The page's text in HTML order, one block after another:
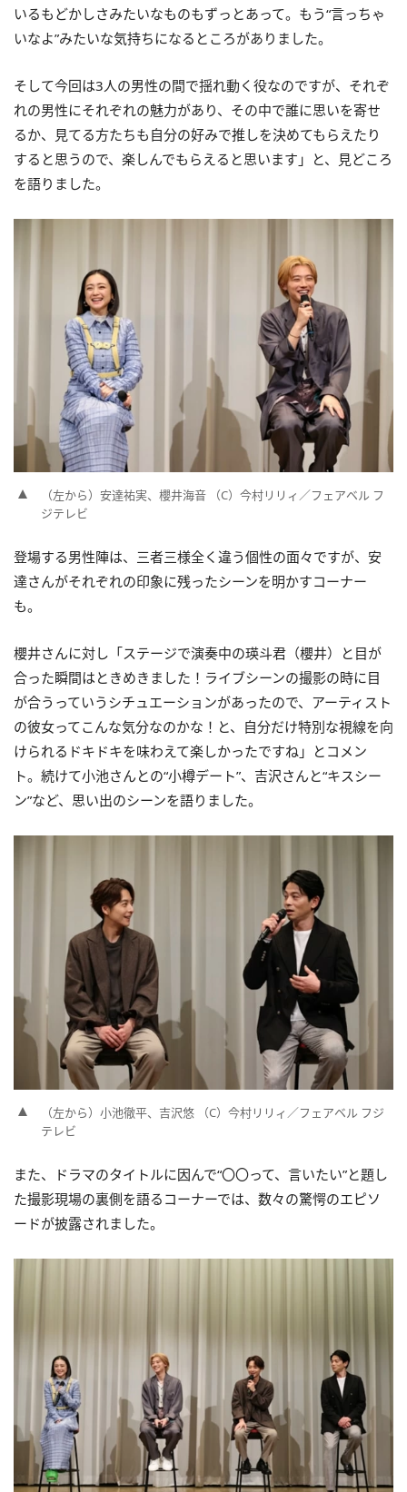
いるもどかしさみたいなものもずっとあって。もう“言っちゃ
いなよ”みたいな気持ちになるところがありました。
そして今回は3人の男性の間で揺れ動く役なのですが、それぞ
れの男性にそれぞれの魅力があり、その中で誰に思いを寄せ
るか、見てる方たちも自分の好みで推しを決めてもらえたり
すると思うので、楽しんでもらえると思います」と、見どころ
を語りました。
（左から）安達祐実、櫻井海音 （C）今村リリィ／フェアベル フ
ジテレビ
登場する男性陣は、三者三様全く違う個性の面々ですが、安
達さんがそれぞれの印象に残ったシーンを明かすコーナー
も。
櫻井さんに対し「ステージで演奏中の瑛斗君（櫻井）と目が
合った瞬間はときめきました！ライブシーンの撮影の時に目
が合うっていうシチュエーションがあったので、アーティスト
の彼女ってこんな気分なのかな！と、自分だけ特別な視線を向
けられるドキドキを味わえて楽しかったですね」とコメン
ト。続けて小池さんとの“小樽デート”、吉沢さんと“キスシー
ン”など、思い出のシーンを語りました。
（左から）小池徹平、吉沢悠 （C）今村リリィ／フェアベル フジ
テレビ
また、ドラマのタイトルに因んで“〇〇って、言いたい”と題し
た撮影現場の裏側を語るコーナーでは、数々の驚愕のエピソ
ードが披露されました。